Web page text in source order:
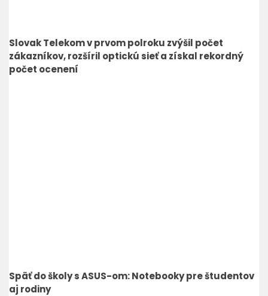
Slovak Telekom v prvom polroku zvýšil počet
zákazníkov, rozšíril optickú sieť a získal rekordný
počet ocenení
Späť do školy s ASUS-om: Notebooky pre študentov
aj rodiny